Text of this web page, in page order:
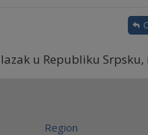
u Republiku Srpsku,
Region